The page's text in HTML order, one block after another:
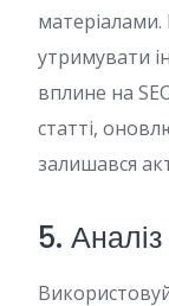
утримувати
вплине на
статті,
залишався
5.